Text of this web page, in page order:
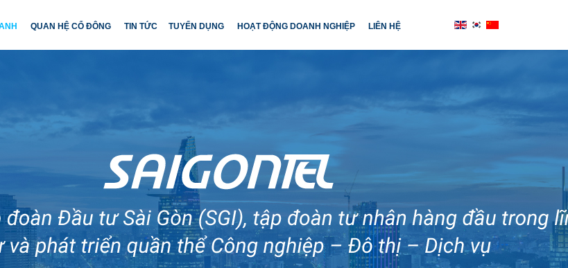
QUAN HỆ CỔ ĐÔNG TIN TỨC TUYỂN DỤNG HOẠT ĐỘNG DOANH NGHIỆP LIÊN HỆ